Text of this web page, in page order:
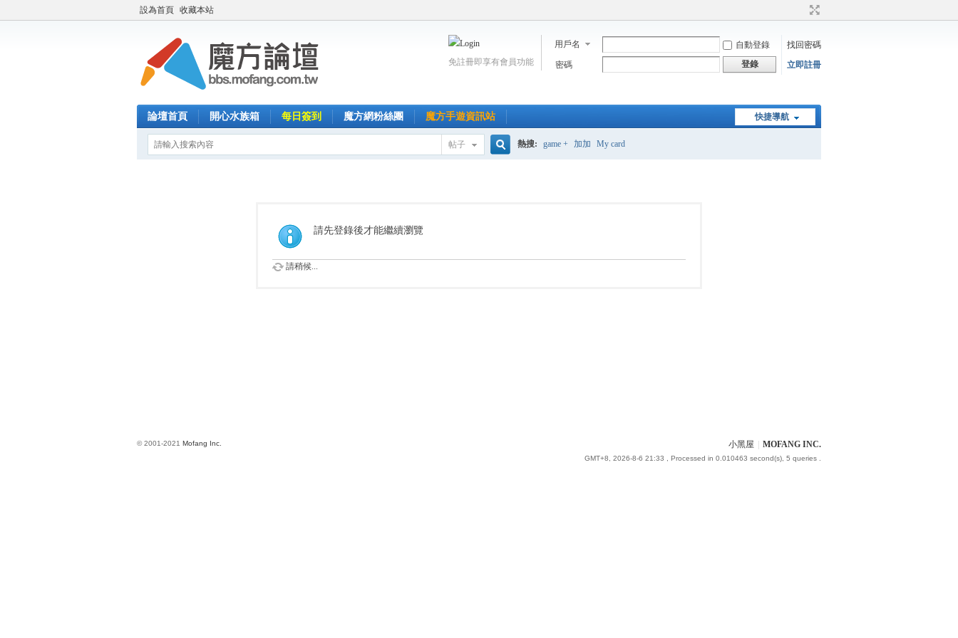
設為首頁 收藏本站
用戶名 自動登錄
找回密碼
密碼
登錄 立即註冊
免註冊即享有會員功能
快捷導航
論壇首頁 開心水族箱 每日簽到 魔方網粉絲團 魔方手遊資訊站
帖子 熱搜: game + 加加 My card
請先登錄後才能繼續瀏覽
請稍候...
小黑屋 MOFANG INC.
GMT+8, 2026-8-6 21:33 , Processed in 0.010463 second(s), 5 queries .
© 2001-2021 Mofang Inc.